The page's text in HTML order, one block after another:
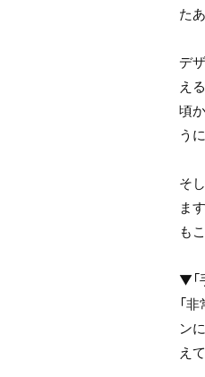
た
デ
え
頃
う
そ
ま
も
▼「
「
ン
え